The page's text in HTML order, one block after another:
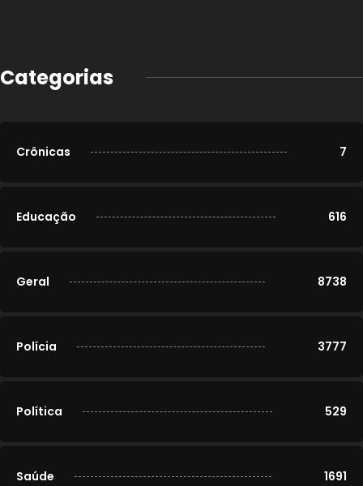
Categorias
Crônicas 7
Educação 616
Geral 8738
Polícia 3777
Política 529
Saúde 1691